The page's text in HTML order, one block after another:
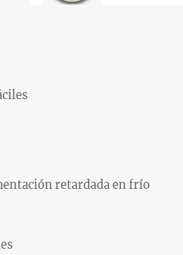
retardada en frío